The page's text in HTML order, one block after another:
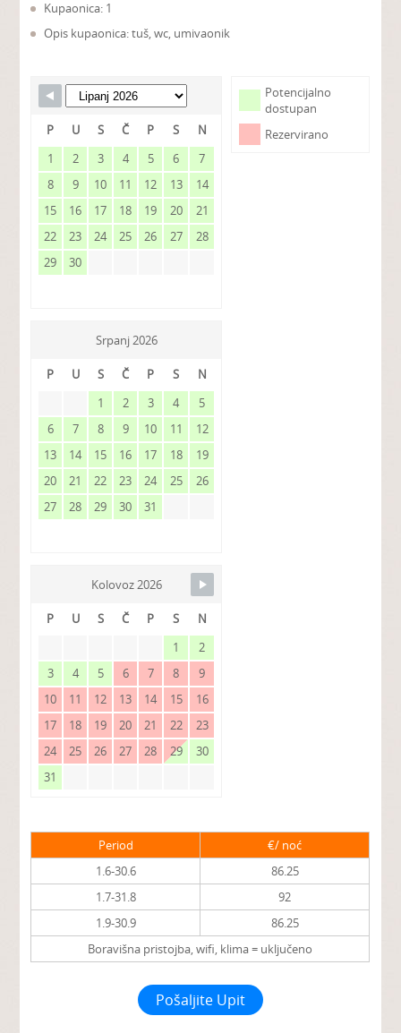
Kupaonica: 1
Opis kupaonica: tuš, wc, umivaonik
Potencijalno
dostupan
Rezervirano
P U S Č P S
N
1
2 3 4 5 6
7
8
9 10 11 12 13
14
15
16 17 18 19 20
21
22
23 24 25 26 27
28
29
30
Srpanj 2026
P U S Č P S
N
1
2 3 4
5
6
7 8 9 10 11
12
13
14 15 16 17 18
19
20
21 22 23 24 25
26
27
28 29 30 31
Kolovoz 2026
P U S Č P S
N
1
2
3
4 5 6 7 8
9
10
11 12 13 14 15
16
17
18 19 20 21 22
23
24
25 26 27 28 29
30
31
Period
€/ noć
1.6-30.6
86.25
1.7-31.8
92
1.9-30.9
86.25
Boravišna pristojba, wifi, klima = uključeno
Pošaljite Upit